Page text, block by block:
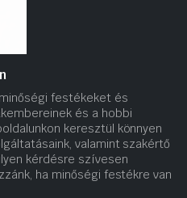
festékeket és
és a hobbi
keresztül könnyen
valamint szakértő
kérdésre szívesen
ha minőségi festékre van